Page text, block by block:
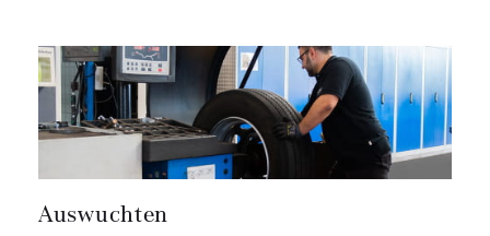
Auswuchten